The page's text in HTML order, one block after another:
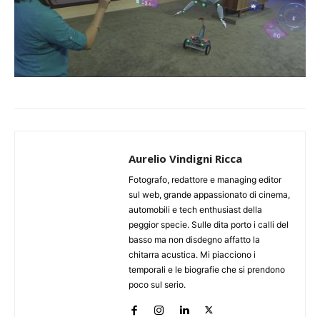
Aurelio Vindigni Ricca
Fotografo, redattore e managing editor
sul web, grande appassionato di cinema,
automobili e tech enthusiast della
peggior specie. Sulle dita porto i calli del
basso ma non disdegno affatto la
chitarra acustica. Mi piacciono i
temporali e le biografie che si prendono
poco sul serio.